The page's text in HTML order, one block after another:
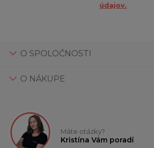
údajov.
O SPOLOČNOSTI
O NÁKUPE
Máte otázky?
Kristína Vám poradí